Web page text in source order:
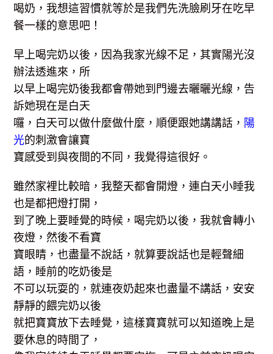
喝奶，我想這習慣就等於是我們先洗臉刷牙在吃早
餐一樣的意思吧！
早上喝完奶以後，因為我家光線不足，其實陽光沒
辦法透進來，所
以早上喝完奶後我都會帶她到門邊去曬曬光線，告
訴她現在是白天
囉，白天可以做什麼做什麼，順便跟她講講話， 陽
光的刺激會讓寶
寶感受到與夜間的不同，我覺得這很好。
雖然家裡比較暗，我整天都會開燈，連白天小睡我
也是都把燈打開，
到了晚上要睡覺的時候，喝完奶以後，我就會轉小
夜燈，然後不看寶
寶眼睛，也盡量不說話，就算要說話也是輕聲細
語，睡前的吃奶後是
不可以玩耍的，就連夜奶起來也盡量不講話，安安
靜靜的餵完奶以後
就把寶寶放下去睡覺，這樣寶寶就可以知道晚上是
要休息的時間了，